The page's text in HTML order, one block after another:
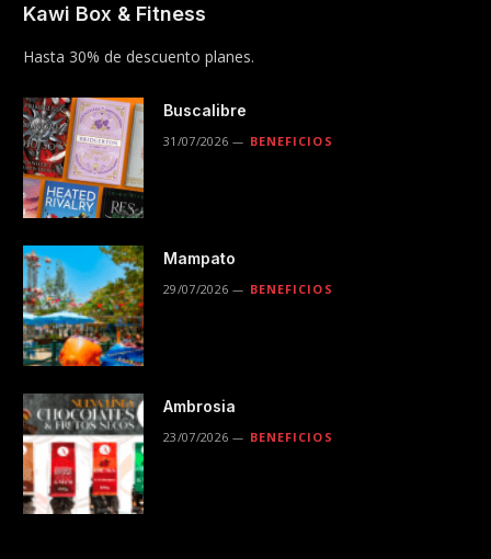
Kawi Box & Fitness
Hasta 30% de descuento planes.
Buscalibre
31/07/2026 BENEFICIOS
Mampato
29/07/2026 BENEFICIOS
Ambrosia
23/07/2026 BENEFICIOS